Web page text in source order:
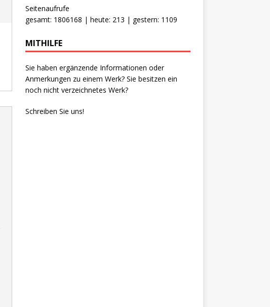
Seitenaufrufe
gesamt: 1806168 | heute: 213 | gestern: 1109
MITHILFE
Sie haben ergänzende Informationen oder
Anmerkungen zu einem Werk? Sie besitzen ein
noch nicht verzeichnetes Werk?
Schreiben Sie uns!